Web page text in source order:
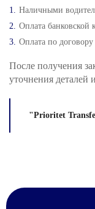
Наличными
Оплата банковской
Оплата по
После получения
уточнения деталей
"Prioritet